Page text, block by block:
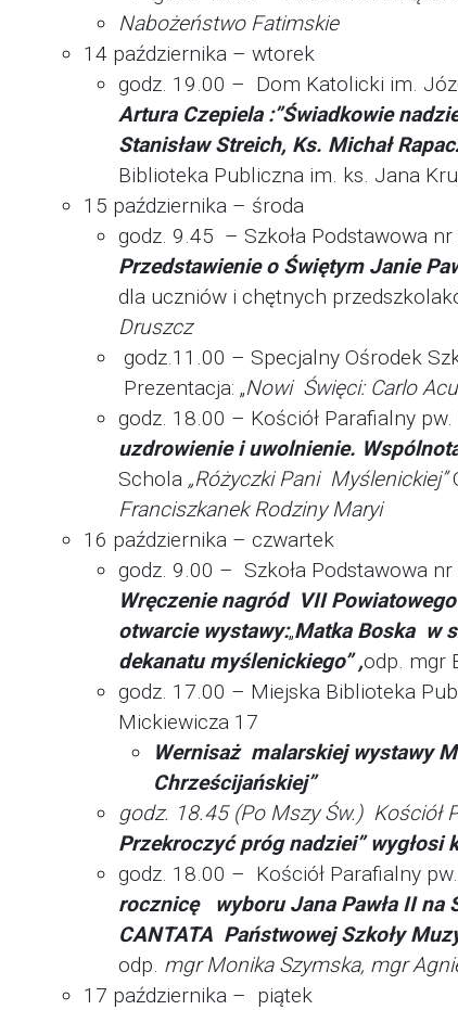
Nabożeństwo Fatimskie
14 października – wtorek
godz. 19.00 – Dom Katolicki im.
Artura Czepiela :”Świadkowie
Stanisław Streich, Ks. Michał
Biblioteka Publiczna im. ks. Jana
15 października – środa
godz. 9.45 – Szkoła Podstawowa
Przedstawienie o Świętym Janie
dla uczniów i chętnych
Druszcz
godz.11.00 – Specjalny Ośrodek
Prezentacja: „Nowi Święci: Carlo
godz. 18.00 – Kościół Parafialny
uzdrowienie i uwolnienie.
Schola „Różyczki Pani Myślenickiej”
Franciszkanek Rodziny Maryi
16 października – czwartek
godz. 9.00 – Szkoła Podstawowa
Wręczenie nagród VII
otwarcie wystawy:„Matka Boska w
dekanatumyślenickiego” ,odp. mgr
godz. 17.00 – Miejska Biblioteka
Mickiewicza 17
Wernisaż malarskiej wystawy
Chrześcijańskiej”
godz. 18.45 (Po Mszy Św.) Kościół
Przekroczyć próg nadziei” wygłosi
godz. 18.00 – Kościół Parafialny
rocznicę wyboru Jana Pawła II na
CANTATA Państwowej Szkoły
odp. mgr Monika Szymska, mgr
17 października – piątek